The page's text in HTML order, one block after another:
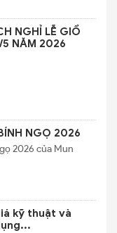
NGHỈ LỄ GIỔ
NĂM 2026
NGỌ 2026
2026 của Mun
kỹ thuật và